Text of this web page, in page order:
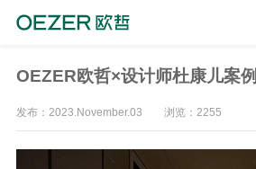
OEZER欧哲×设计师杜康儿案例
发布：2023.November.03 浏览：2255